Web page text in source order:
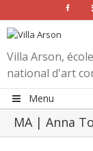
Villa Arson,
national d'art
Menu
MA | Anna